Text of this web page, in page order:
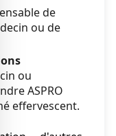
de
ou de
ou
ASPRO
effervescent.